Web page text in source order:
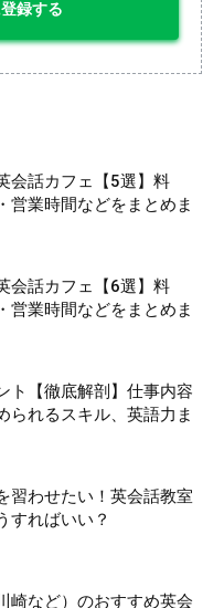
録する
会話カフェ【5選】料
営業時間などをまとめま
会話カフェ【6選】料
営業時間などをまとめま
ト【徹底解剖】仕事内容
られるスキル、英語力ま
習わせたい！英会話教室
すればいい？
崎など）のおすすめ英会